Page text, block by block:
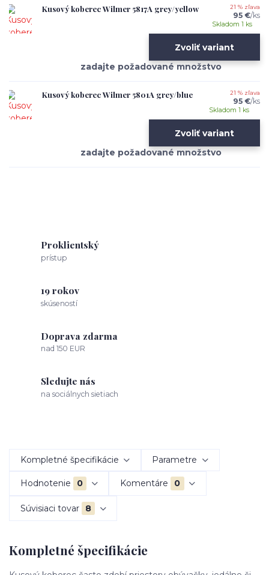
Kusový koberec Wilmer 5817A grey/yellow 21 % zľava
95 €/ks
Skladom 1 ks
Zvoliť variant
Kusový koberec Wilmer 5801A grey/blue 21 % zľava
95 €/ks
Skladom 1 ks
Zvoliť variant
Proklientský
prístup
19 rokov
skúseností
Doprava zdarma
nad 150 EUR
Sledujte nás
na sociálnych sietiach
Kompletné špecifikácie Parametre
Hodnotenie 0 Komentáre 0
Súvisiaci tovar 8
Kompletné špecifikácie